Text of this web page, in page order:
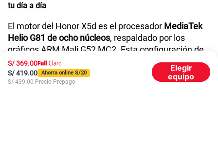
Dimensión
VoLTE Si
VoWiFi Si
tu día a día
El motor del Honor X5d es el procesador MediaTek
Helio G81 de ocho núcleos, respaldado por los
gráficos ARM Mali G52 MC2. Esta configuración de
hardware asegura que tus aplicaciones de
mensajería, navegación y streaming corran con total
soltura. Además, viene con el sistema operativo de
S/369.00
S/419.00 Ahorra online S/20
S/ 439.00 Precio Prepago
Elegir
equipo